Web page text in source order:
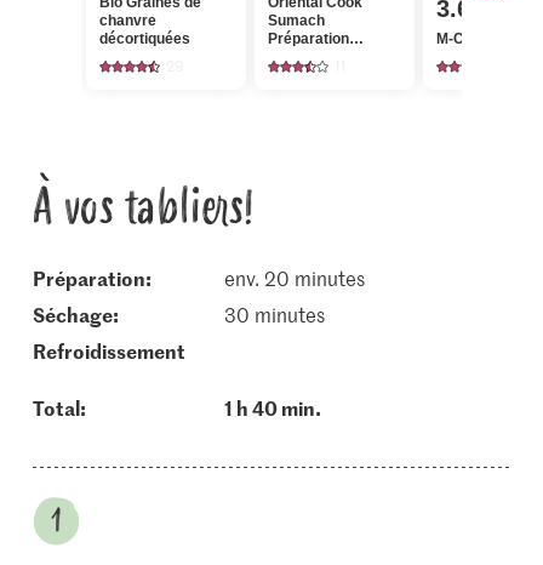
chanvre
décortiquées
Sumach
Préparation
d’épices
3.60
M-Classic
À vos tabliers!
Préparation:
env. 20 minutes
séchage:
30 minutes
refroidissement
Total: 1 h 40 min.